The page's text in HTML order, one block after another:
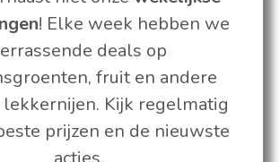
! Elke week hebben we
deals op
fruit en andere
lekkernijen. Kijk regelmatig
prijzen en de nieuwste